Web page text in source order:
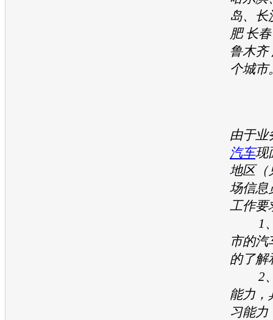
岛、长
肥 长
鲁木齐
个城市
由于业
汽车现
地区（
场信息
工作要
1、
市的汽
的了解
2、
能力，
习能力